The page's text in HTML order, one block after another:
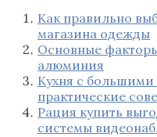
Как правильно
магазина одежды
Основные
алюминия
Кухня с
практические
Рация купить
системы